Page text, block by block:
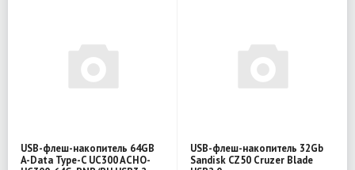
USB-флеш-накопитель 64GB
A-Data Type-C UC300 ACHO-
USB-флеш-накопитель 32Gb
Sandisk CZ50 Cruzer Blade